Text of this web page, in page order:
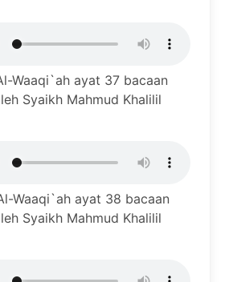
Waaqi`ah ayat 37 bacaan
Syaikh Mahmud Khalilil
Waaqi`ah ayat 38 bacaan
Syaikh Mahmud Khalilil